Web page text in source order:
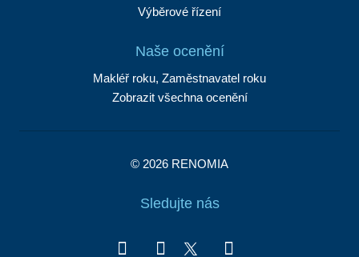
Výběrové řízení
Naše ocenění
Makléř roku, Zaměstnavatel roku
Zobrazit všechna ocenění
© 2026 RENOMIA
Sledujte nás